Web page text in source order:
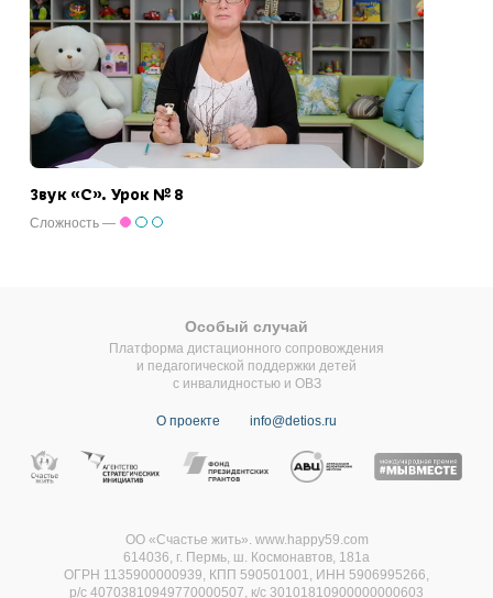
Звук «С». Урок № 8
Сложность —
Особый случай
Платформа дистационного сопровождения
и педагогической поддержки детей
с инвалидностью и ОВЗ
О проекте info@detios.ru
ОО «Счастье жить». www.happy59.com
614036, г. Пермь, ш. Космонавтов, 181а
ОГРН 1135900000939, КПП 590501001, ИНН 5906995266,
р/с 40703810949770000507, к/с 30101810900000000603